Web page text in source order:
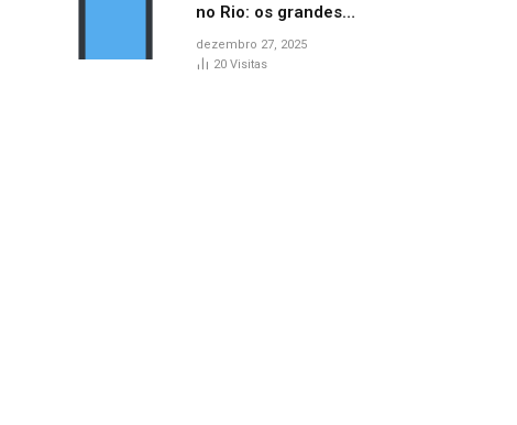
no Rio: os grandes
marcos da cultura em
2025
dezembro 27, 2025
20 Visitas